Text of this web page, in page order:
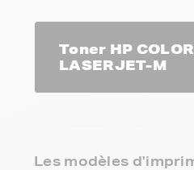
Toner HP
LASERJET-M
Les modèles